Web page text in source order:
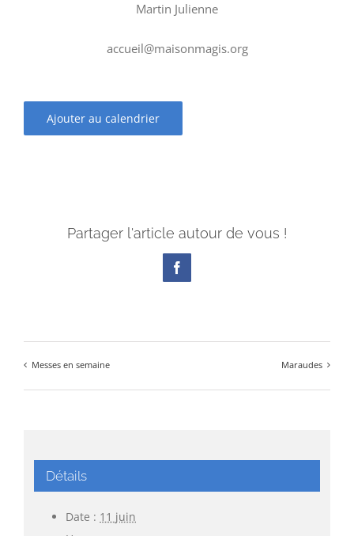
Martin Julienne
accueil@maisonmagis.org
Ajouter au calendrier
Partager l'article autour de vous !
Facebook
Messes en semaine Maraudes
Détails
Date : 11 juin